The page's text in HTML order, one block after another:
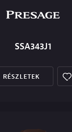
SSA343J1
RÉSZLETEK